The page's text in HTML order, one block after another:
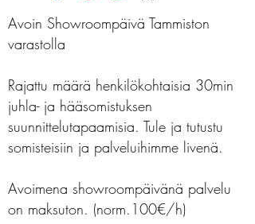
Avoin Showroompäivä Tammiston
varastolla
Rajattu määrä henkilökohtaisia 30min
juhla- ja hääsomistuksen
suunnittelutapaamisia. Tule ja tutustu
somisteisiin ja palveluihimme livenä.
Avoimena showroompäivänä palvelu
on maksuton. (norm.100€/h)